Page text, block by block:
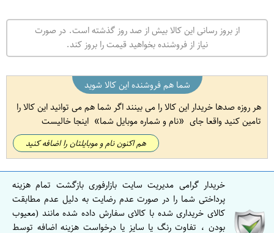
از بروز رسانی این کالا بیش از صد روز گذشته است. در صورت
نیاز از فروشنده بخواهید قیمت را بروز کند.
شما هم فروشنده این کالا شوید
هر روزه صدها خریدار این کالا را می بینند اگر شما هم می توانید این کالا را
تامین کنید واقعا جای
نام و شماره موبایل شما اینجا خالیست
هم اکنون نام و موبایلتان را اضافه کنید
خریدار گرامی مدیریت سایت بازارفوری بازگشت تمام هزینه
پرداختی شما را در صورت عدم رضایت به دلیل عدم مطابقت
کالای خریداری شده با کالای سفارش داده شده مانند (معیوب
بودن ، تفاوت رنگ یا سایز یا درخواست هزینه اضافه توسط